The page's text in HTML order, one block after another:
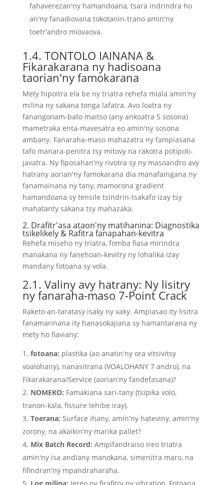
fahaverezan'ny hamandoana, tsara indrindra ho
an'ny fanadiovana tokotanin-trano amin'ny
toetr'andro miovaova.
1.4. TONTOLO IAINANA &
Fikarakarana ny hadisoana
taorian'ny famokarana
Mety hipoitra ela be ny triatra rehefa miala amin'ny
milina ny sakana tonga lafatra. Avo loatra ny
fanangonam-bato maitso (any ankoatra 5 sosona)
mametraka enta-mavesatra eo amin'ny sosona
ambany. Fanaraha-maso mahazatra ny fampiasana
tafo manara-penitra tsy mitovy na rakotra potipoti-
javatra. Ny fiposahan'ny rivotra sy ny masoandro avy
hatrany aorian'ny famokarana dia manafaingana ny
fanamainana ny tany, mamorona gradient
hamandoana sy tensile tsindrin-tsakafo izay tsy
mahatanty sakana tsy mahazaka.
2. Drafitr'asa ataon'ny matihanina: Diagnostika
tsikelikely & Rafitra fanapahan-kevitra
Rehefa miseho ny triatra, fomba fiasa mirindra
manakana ny fanehoan-kevitry ny lohalika izay
mandany fotoana sy vola.
2.1. Valiny avy hatrany: Ny lisitry
ny fanaraha-maso 7-Point Crack
Raketo an-taratasy isaky ny vaky. Ampiasao ity lisitra
fanamarinana ity hanasokajiana sy hamantarana ny
mety ho fiaviany:
fotoana: plastika (ao anatin'ny ora vitsivitsy
voalohany), nanasitrana (VOALOHANY 7 andro), na
Fikarakarana/Service (aorian'ny fandefasana)?
NOMEKO: Famakiana sari-tany (tsipika volo,
tranon-kala, fissure lehibe iray).
Toerana: Surface ihany, amin'ny hateviny, amin'ny
zorony, na akaikin'ny marika pallet?
Mix Batch Record: Ampifandraiso ireo triatra
amin'ny isa andiany manokana, simenitra maro, na
fifindran'ny mpandraharaha.